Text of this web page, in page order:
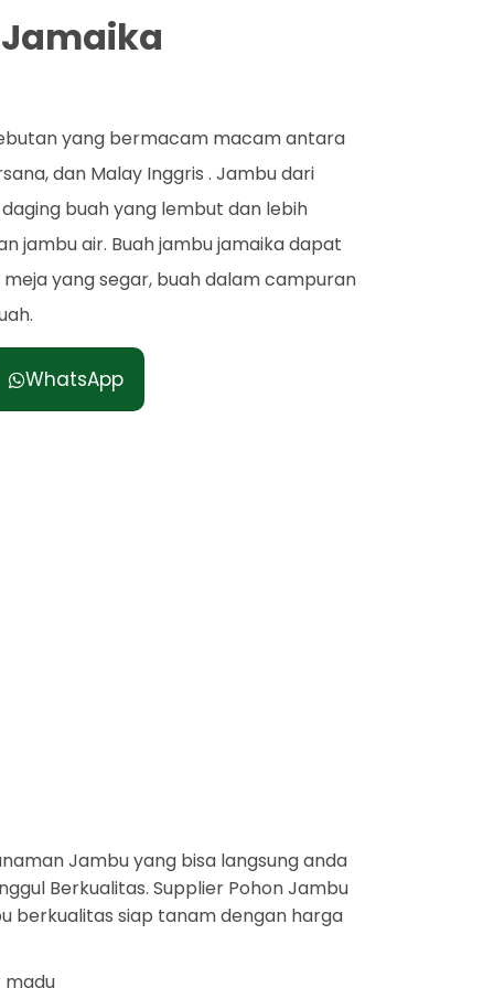
yang bermacam macam antara
dan Malay Inggris . Jambu dari
buah yang lembut dan lebih
jambu air. Buah jambu jamaika dapat
yang segar, buah dalam campuran
WhatsApp
Jambu yang bisa langsung anda
Berkualitas. Supplier Pohon Jambu
berkualitas siap tanam dengan harga
madu